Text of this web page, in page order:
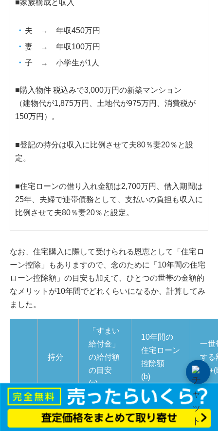
■家族構成と収入
夫 → 年収450万円
妻 → 年収100万円
子 → 小学生が1人
■購入物件 税込みで3,000万円の新築マンション
（建物代が1,875万円、土地代が975万円、消費税が
150万円）。
■登記の持分は収入に比例させて夫80％妻20％と設
定。
■住宅ローンの借り入れ金額は2,700万円、借入期間は
25年、夫婦で連帯債務として、支払いの負担も収入に
比例させて夫80％妻20％と設定。
なお、住宅購入に際して受けられる恩恵として「住宅ロ
ーン控除」もありますので、念のために「10年間の住宅
ローン控除額」の目安も加えて、ひとつの世帯の金額的
なメリットが10年間でどれくらいになるか、計算してみ
ました。
持分
「すまい
給付金」
の給付額
の目安
(a)
10年間の
住宅ローン
控除額
(b)
一世
する
夫 80％ ¥240,000
¥1,700,100